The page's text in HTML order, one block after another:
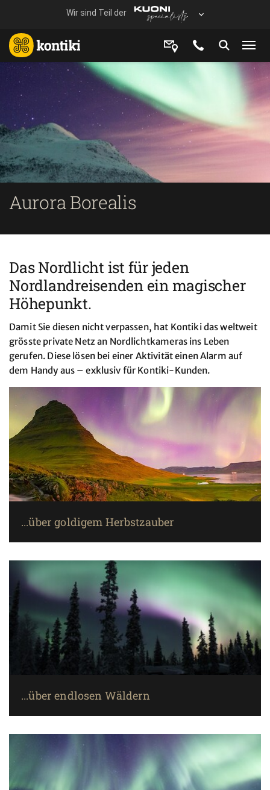
Aurora Borealis
Das Nordlicht ist für jeden
Nordlandreisenden ein magischer
Höhepunkt.
Damit Sie diesen nicht verpassen, hat Kontiki das weltweit
grösste private Netz an Nordlichtkameras ins Leben
gerufen. Diese lösen bei einer Aktivität einen Alarm auf
dem Handy aus – exklusiv für Kontiki-Kunden.
...über goldigem Herbstzauber
...über endlosen Wäldern